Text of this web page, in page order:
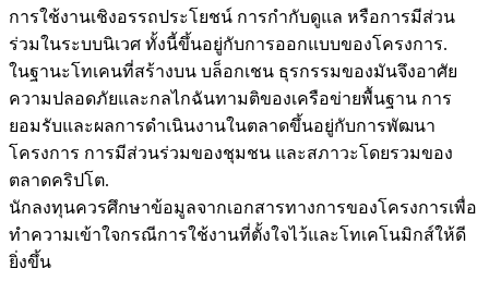
ข้อมูล
การใช้งานเชิงอรรถประโยชน์ การกำกับดูแล หรือการมีส่วน
ร่วมในระบบนิเวศ ทั้งนี้ขึ้นอยู่กับการออกแบบของโครงการ.
ในฐานะโทเคนที่สร้างบน บล็อกเชน ธุรกรรมของมันจึงอาศัย
ความปลอดภัยและกลไกฉันทามติของเครือข่ายพื้นฐาน การ
ยอมรับและผลการดำเนินงานในตลาดขึ้นอยู่กับการพัฒนา
โครงการ การมีส่วนร่วมของชุมชน และสภาวะโดยรวมของ
ตลาดคริปโต.
นักลงทุนควรศึกษาข้อมูลจากเอกสารทางการของโครงการเพื่อ
ทำความเข้าใจกรณีการใช้งานที่ตั้งใจไว้และโทเคโนมิกส์ให้ดี
ยิ่งขึ้น